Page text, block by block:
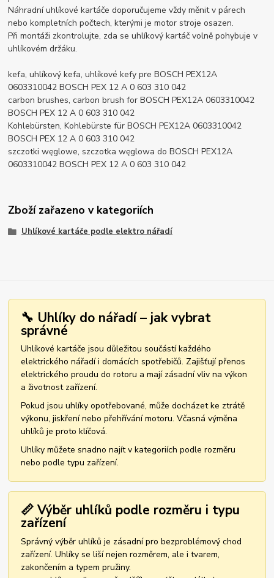
Náhradní uhlíkové kartáče doporučujeme vždy měnit v párech
nebo kompletních počtech, kterými je motor stroje osazen.
Při montáži zkontrolujte, zda se uhlíkový kartáč volně pohybuje v
uhlíkovém držáku.
kefa, uhlíkový kefa, uhlíkové kefy pre BOSCH PEX12A
0603310042 BOSCH PEX 12 A 0 603 310 042
carbon brushes, carbon brush for BOSCH PEX12A 0603310042
BOSCH PEX 12 A 0 603 310 042
Kohlebürsten, Kohlebürste für BOSCH PEX12A 0603310042
BOSCH PEX 12 A 0 603 310 042
szczotki węglowe, szczotka węglowa do BOSCH PEX12A
0603310042 BOSCH PEX 12 A 0 603 310 042
Zboží zařazeno v kategoriích
Uhlíkové kartáče podle elektro nářadí
🔧 Uhlíky do nářadí – jak vybrat
správné
Uhlíkové kartáče jsou důležitou součástí každého
elektrického nářadí i domácích spotřebičů. Zajišťují přenos
elektrického proudu do rotoru a mají zásadní vliv na výkon
a životnost zařízení.
Pokud jsou uhlíky opotřebované, může docházet ke ztrátě
výkonu, jiskření nebo přehřívání motoru. Včasná výměna
uhlíků je proto klíčová.
Uhlíky můžete snadno najít v kategoriích podle rozměru
nebo podle typu zařízení.
📏 Výběr uhlíků podle rozměru i typu
zařízení
Správný výběr uhlíků je zásadní pro bezproblémový chod
zařízení. Uhlíky se liší nejen rozměrem, ale i tvarem,
zakončením a typem pružiny.